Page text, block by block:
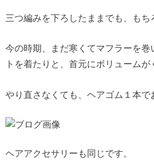
三つ編みを下ろしたままでも、もち
今の時期、まだ寒くてマフラーを
トを着たりと、首元にボリュームが
やり直さなくても、ヘアゴム１本
ヘアアクセサリーも同じです。